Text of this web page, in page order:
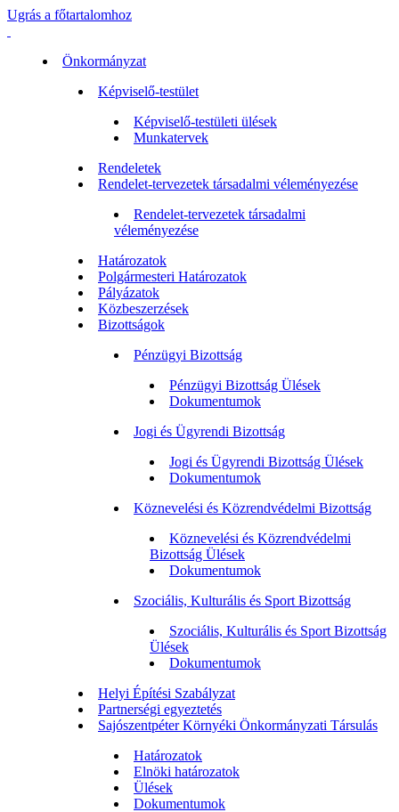
Ugrás a főtartalomhoz
Önkormányzat
Képviselő-testület
Képviselő-testületi ülések
Munkatervek
Rendeletek
Rendelet-tervezetek társadalmi véleményezése
Rendelet-tervezetek társadalmi
véleményezése
Határozatok
Polgármesteri Határozatok
Pályázatok
Közbeszerzések
Bizottságok
Pénzügyi Bizottság
Pénzügyi Bizottság Ülések
Dokumentumok
Jogi és Ügyrendi Bizottság
Jogi és Ügyrendi Bizottság Ülések
Dokumentumok
Köznevelési és Közrendvédelmi Bizottság
Köznevelési és Közrendvédelmi
Bizottság Ülések
Dokumentumok
Szociális, Kulturális és Sport Bizottság
Szociális, Kulturális és Sport Bizottság
Ülések
Dokumentumok
Helyi Építési Szabályzat
Partnerségi egyeztetés
Sajószentpéter Környéki Önkormányzati Társulás
Határozatok
Elnöki határozatok
Ülések
Dokumentumok